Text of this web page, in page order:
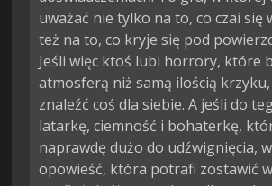
uważać nie tylko na to, co czai się
też na to, co kryje się pod
Jeśli więc ktoś lubi horrory, które
atmosferą niż samą ilością
znaleźć coś dla siebie. A jeśli do
latarkę, ciemność i bohaterkę,
naprawdę dużo do udźwignięcia,
opowieść, która potrafi zostawić w